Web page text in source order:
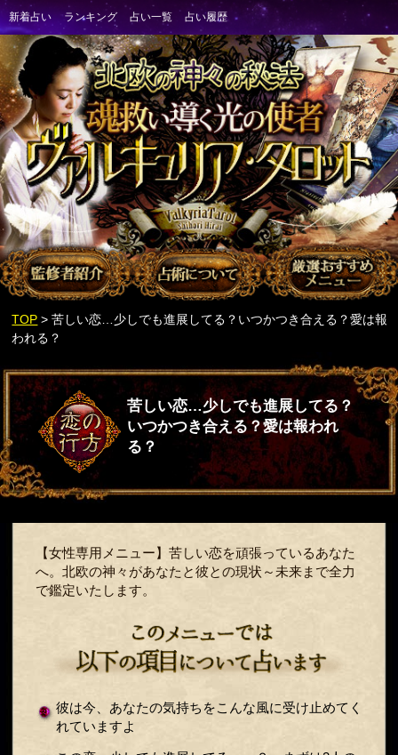
TOP > 苦しい恋…少しでも進展してる？いつかつき合える？愛は報
われる？
苦しい恋…少しでも進展してる？
いつかつき合える？愛は報われ
る？
【女性専用メニュー】苦しい恋を頑張っているあなた
へ。北欧の神々があなたと彼との現状～未来まで全力
で鑑定いたします。
彼は今、あなたの気持ちをこんな風に受け止めてく
れていますよ